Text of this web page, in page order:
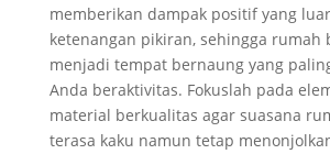
memberikan dampak positif yang
ketenangan pikiran, sehingga rumah
menjadi tempat bernaung yang
Anda beraktivitas. Fokuslah pada
material berkualitas agar suasana
terasa kaku namun tetap